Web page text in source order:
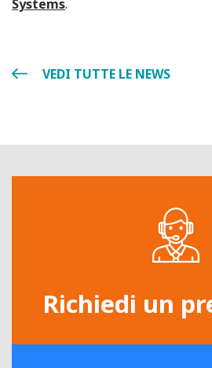
Systems.
VEDI TUTTE LE NEWS
Richiedi un